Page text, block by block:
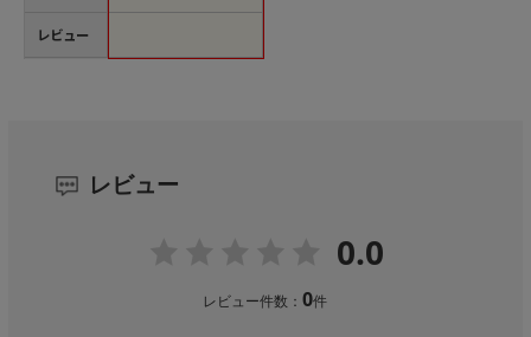
レビュー
レビュー
0.0
レビュー件数：0件